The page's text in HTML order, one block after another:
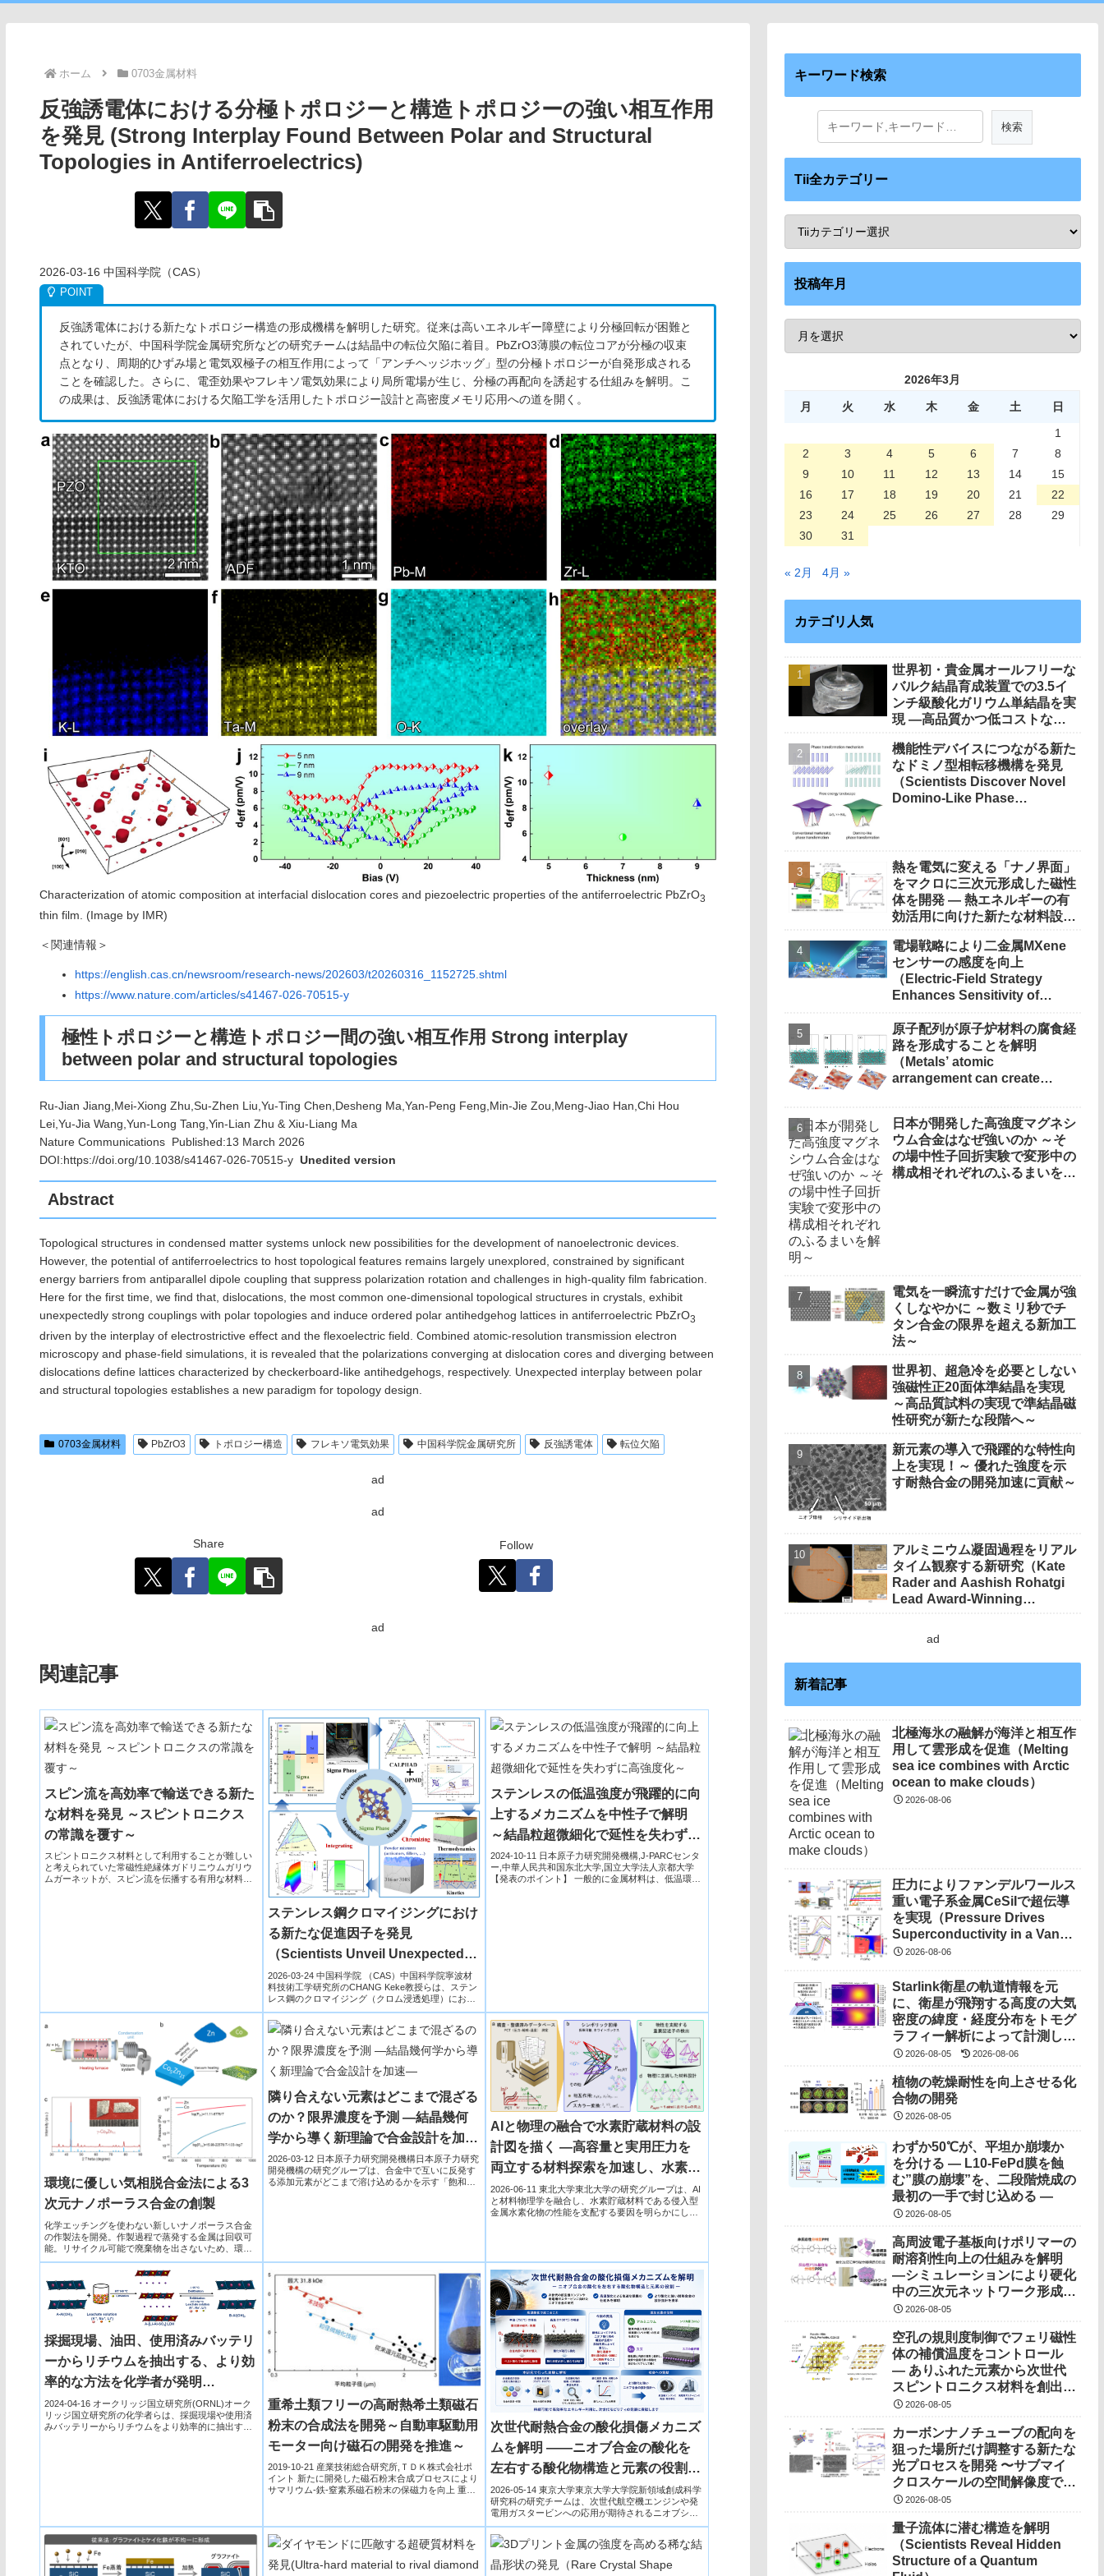
ホーム 0703金属材料
反強誘電体における分極トポロジーと構造トポロジーの強い相互作用
を発見 (Strong Interplay Found Between Polar and Structural
Topologies in Antiferroelectrics)
2026-03-16 中国科学院（CAS）
反強誘電体における新たなトポロジー構造の形成機構を解明した研究。従来は高いエネルギー障壁により分極回転が困難と
されていたが、中国科学院金属研究所などの研究チームは結晶中の転位欠陥に着目。PbZrO3薄膜の転位コアが分極の収束
点となり、周期的ひずみ場と電気双極子の相互作用によって「アンチヘッジホッグ」型の分極トポロジーが自発形成される
ことを確認した。さらに、電歪効果やフレキソ電気効果により局所電場が生じ、分極の再配向を誘起する仕組みを解明。こ
の成果は、反強誘電体における欠陥工学を活用したトポロジー設計と高密度メモリ応用への道を開く。
Characterization of atomic composition at interfacial dislocation cores and piezoelectric properties of the antiferroelectric PbZrO3
thin film. (Image by IMR)
＜関連情報＞
https://english.cas.cn/newsroom/research-news/202603/t20260316_1152725.shtml
https://www.nature.com/articles/s41467-026-70515-y
極性トポロジーと構造トポロジー間の強い相互作用 Strong interplay
between polar and structural topologies
Ru-Jian Jiang,Mei-Xiong Zhu,Su-Zhen Liu,Yu-Ting Chen,Desheng Ma,Yan-Peng Feng,Min-Jie Zou,Meng-Jiao Han,Chi Hou
Lei,Yu-Jia Wang,Yun-Long Tang,Yin-Lian Zhu & Xiu-Liang Ma
Nature Communications Published:13 March 2026
DOI:https://doi.org/10.1038/s41467-026-70515-y Unedited version
Abstract
Topological structures in condensed matter systems unlock new possibilities for the development of nanoelectronic devices.
However, the potential of antiferroelectrics to host topological features remains largely unexplored, constrained by significant
energy barriers from antiparallel dipole coupling that suppress polarization rotation and challenges in high-quality film fabrication.
Here for the first time, we find that, dislocations, the most common one-dimensional topological structures in crystals, exhibit
unexpectedly strong couplings with polar topologies and induce ordered polar antihedgehog lattices in antiferroelectric PbZrO3
driven by the interplay of electrostrictive effect and the flexoelectric field. Combined atomic-resolution transmission electron
microscopy and phase-field simulations, it is revealed that the polarizations converging at dislocation cores and diverging between
dislocations define lattices characterized by checkerboard-like antihedgehogs, respectively. Unexpected interplay between polar
and structural topologies establishes a new paradigm for topology design.
0703金属材料 PbZrO3 トポロジー構造 フレキソ電気効果 中国科学院金属研究所 反強誘電体 転位欠陥
ad
ad
Share Follow
ad
関連記事
スピン流を高効率で輸送できる新た
な材料を発見 ～スピントロニクス
の常識を覆す～
スピントロニクス材料として利用することが難しい
と考えられていた常磁性絶縁体ガドリニウムガリウ
ムガーネットが、スピン流を伝播する有用な材料に
ステンレス鋼クロマイジングにおけ
る新たな促進因子を発見
（Scientists Unveil Unexpected
Promoter in Stainless Steel
Chromizing for Surface
Protection）
2026-03-24 中国科学院 （CAS）中国科学院寧波材
料技術工学研究所のCHANG Keke教授らは、ステン
レス鋼のクロマイジング（クロム浸透処理）にお
け...
ステンレスの低温強度が飛躍的に向
上するメカニズムを中性子で解明
～結晶粒超微細化で延性を失わずに
高強度化～
2024-10-11 日本原子力研究開発機構,J-PARCセンタ
ー,中華人民共和国东北大学,国立大学法人京都大学
【発表のポイント】 一般的に金属材料は、低温環
環境に優しい気相脱合金法による3
次元ナノポーラス合金の創製
化学エッチングを使わない新しいナノポーラス合金
の作製法を開発。作製過程で蒸発する金属は回収可
能。リサイクル可能で廃棄物を出さないため、環境
に優しい手法である。
隣り合えない元素はどこまで混ざる
のか？限界濃度を予測 ―結晶幾何
学から導く新理論で合金設計を加速
―
2026-03-12 日本原子力研究開発機構日本原子力研究
開発機構の研究グループは、合金中で互いに反発す
る添加元素がどこまで溶け込めるかを示す「飽和濃
AIと物理の融合で水素貯蔵材料の設
計図を描く ―高容量と実用圧力を
両立する材料探索を加速し、水素エ
ネルギー社会の実現へ貢献―
2026-06-11 東北大学東北大学の研究グループは、AI
と材料物理学を融合し、水素貯蔵材料である侵入型
金属水素化物の性能を支配する要因を明らかにし
採掘現場、油田、使用済みバッテリ
ーからリチウムを抽出する、より効
率的な方法を化学者が発明
(Chemists invent a more efficient
way to extract lithium from mining
2024-04-16 オークリッジ国立研究所(ORNL)オーク
リッジ国立研究所の化学者らは、採掘現場や使用済
みバッテリーからリチウムをより効率的に抽出する
重希土類フリーの高耐熱希土類磁石
粉末の合成法を開発～自動車駆動用
モーター向け磁石の開発を推進～
2019-10-21 産業技術総合研究所,ＴＤＫ株式会社ポ
イント 新たに開発した磁石粉末合成プロセスにより
サマリウム-鉄-窒素系磁石粉末の保磁力を向上 重希
次世代耐熱合金の酸化損傷メカニズ
ムを解明 ――ニオブ合金の酸化を
左右する酸化物構造と元素の役割
――
2026-05-14 東京大学東京大学大学院新領域創成科学
研究科の研究チームは、次世代航空機エンジンや発
電用ガスタービンへの応用が期待されるニオブシリ
サイド基耐...
キーワード検索
Tii全カテゴリー
投稿年月
2026年3月
月 火 水 木 金 土
日
1
2
3 4 5 6 7
8
9
10 11 12 13 14
15
16
17 18 19 20 21
22
23
24 25 26 27 28
29
30
31
« 2月 4月 »
カテゴリ人気
世界初・貴金属オールフリーな
バルク結晶育成装置での3.5イ
ンチ級酸化ガリウム単結晶を実
現 ―高品質かつ低コストな次
速し、2029年の量産へ―
機能性デバイスにつながる新た
なドミノ型相転移機構を発見
（Scientists Discover Novel
Domino-Like Phase
熱を電気に変える「ナノ界面」
をマクロに三次元形成した磁性
体を開発 — 熱エネルギーの有
効活用に向けた新たな材料設計
電場戦略により二金属MXene
センサーの感度を向上
（Electric-Field Strategy
Enhances Sensitivity of
原子配列が原子炉材料の腐食経
路を形成することを解明
（Metals’ atomic
arrangement can create
日本が開発した高強度マグネシ
ウム合金はなぜ強いのか ～そ
の場中性子回折実験で変形中の
構成相それぞれのふるまいを解
電気を一瞬流すだけで金属が強
くしなやかに ～数ミリ秒でチ
タン合金の限界を超える新加工
法～
世界初、超急冷を必要としない
強磁性正20面体準結晶を実現
～高品質試料の実現で準結晶磁
性研究が新たな段階へ～
新元素の導入で飛躍的な特性向
上を実現！～ 優れた強度を示
す耐熱合金の開発加速に貢献～
アルミニウム凝固過程をリアル
タイム観察する新研究（Kate
Rader and Aashish Rohatgi
Lead Award-Winning
Aluminum Manufacturing）
ad
新着記事
北極海氷の融解が海洋と相互作
用して雲形成を促進（Melting
sea ice combines with Arctic
ocean to make clouds）
2026-08-06
圧力によりファンデルワールス
重い電子系金属CeSiIで超伝導
を実現（Pressure Drives
Superconductivity in a Van
Der Waals Heavy-Fermion
2026-08-06
Starlink衛星の軌道情報を元
に、衛星が飛翔する高度の大気
密度の緯度・経度分布をトモグ
ラフィー解析によって計測しま
した（世界初の成果）
2026-08-05 2026-08-06
植物の乾燥耐性を向上させる化
合物の開発
2026-08-05
わずか50℃が、平坦か崩壊か
を分ける ― L10-FePd膜を蝕
む”膜の崩壊”を、二段階焼成の
最初の一手で封じ込める ―
2026-08-05
高周波電子基板向けポリマーの
耐溶剤性向上の仕組みを解明
―シミュレーションにより硬化
中の三次元ネットワーク形成過
程を可視化―
2026-08-05
空孔の規則度制御でフェリ磁性
体の補償温度をコントロール
― ありふれた元素から次世代
スピントロニクス材料を創出！
―2026-08-05
カーボンナノチューブの配向を
狙った場所だけ調整する新たな
光プロセスを開発 〜サブマイ
クロスケールの空間解像度で局
所制御、次世代半導体デバイス
2026-08-05
量子流体に潜む構造を解明
（Scientists Reveal Hidden
Structure of a Quantum